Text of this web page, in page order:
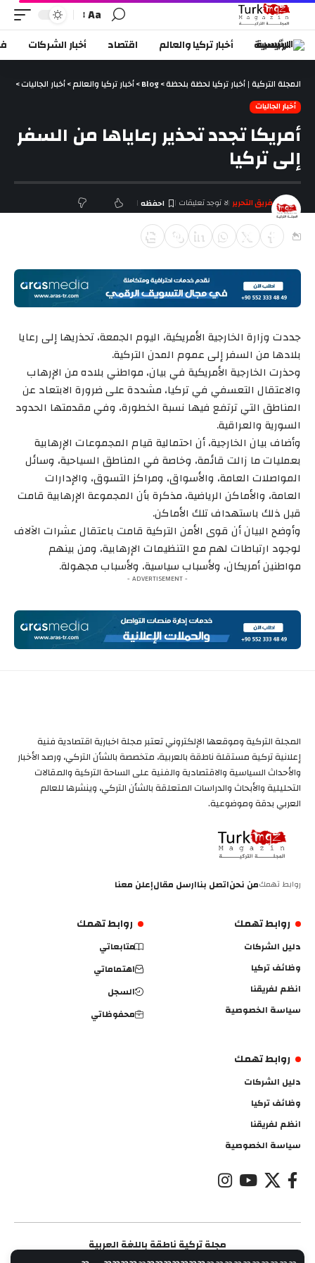
Aa
الرئيسية أخبار تركيا والعالم اقتصاد أخبار الشركات
المجلة التركية | أخبار تركيا لحظة بلحظة>
Blog
>أخبار تركيا والعالم>أخبار الجاليات>
أخبار الجاليات
أمريكا تجدد تحذير رعاياها من السفر
إلى تركيا
آخر تحديث فبراير 15, 2019 1:30 م
فريق التحرير لا توجد تعليقات
جددت وزارة الخارجية الأمريكية، اليوم الجمعة، تحذريها إلى رعايا
بلادها من السفر إلى عموم المدن التركية.
وحذرت الخارجية الأمريكية في بيان، مواطني بلاده من الإرهاب
والاعتقال التعسفي في تركيا، مشددة على ضرورة الابتعاد عن
المناطق التي ترتفع فيها نسبة الخطورة، وفي مقدمتها الحدود
السورية والعراقية.
وأضاف بيان الخارجية، أن احتمالية قيام المجموعات الإرهابية
بعمليات ما زالت قائمة، وخاصة في المناطق السياحية، وسائل
المواصلات العامة، والأسواق، ومراكز التسوق، والإدارات
العامة، والأماكن الرياضية، مذكرة بأن المجموعة الإرهابية قامت
قبل ذلك باستهداف تلك الأماكن.
وأوضح البيان أن قوى الأمن التركية قامت باعتقال عشرات الآلاف
لوجود ارتباطات لهم مع التنظيمات الإرهابية، ومن بينهم
مواطنين أمريكان، ولأسباب سياسية، ولأسباب مجهولة.
- ADVERTISEMENT -
المجلة التركية وموقعها الإلكتروني تعتبر مجلة اخبارية اقتصادية فنية
إعلانية تركية مستقلة ناطقة بالعربية، متخصصة بالشأن التركي، ورصد الأخبار
والأحداث السياسية والاقتصادية والفنية على الساحة التركية والمقالات
التحليلية والأبحاث والدراسات المتعلقة بالشأن التركي، وينشرها للعالم
العربي بدقة وموضوعية.
روابط تهمكمن نحناتصل بناارسل مقالإعلن معنا
روابط تهمك
دليل الشركات
وظائف تركيا
انظم لفريقنا
سياسة الخصوصية
روابط تهمك
متابعاتي
اهتماماتي
السجل
محفوظاتي
روابط تهمك
دليل الشركات
وظائف تركيا
انظم لفريقنا
سياسة الخصوصية
مجلة تركية ناطقة باللغة العربية